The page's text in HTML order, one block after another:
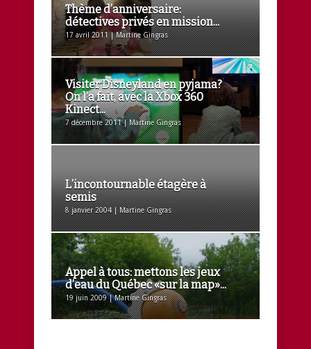
Thème d’anniversaire:
détectives privés en mission...
17 avril 2011 | Martine Gingras
Visiter Disneyland en pyjama?
On l’a fait, avec la Xbox 360
Kinect...
7 décembre 2011 | Martine Gingras
L’incontournable étagère à
semis
8 janvier 2004 | Martine Gingras
Appel à tous: mettons les jeux
d’eau du Québec «sur la map»...
19 juin 2009 | Martine Gingras